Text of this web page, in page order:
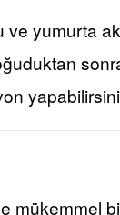
yumurta
mükemmel